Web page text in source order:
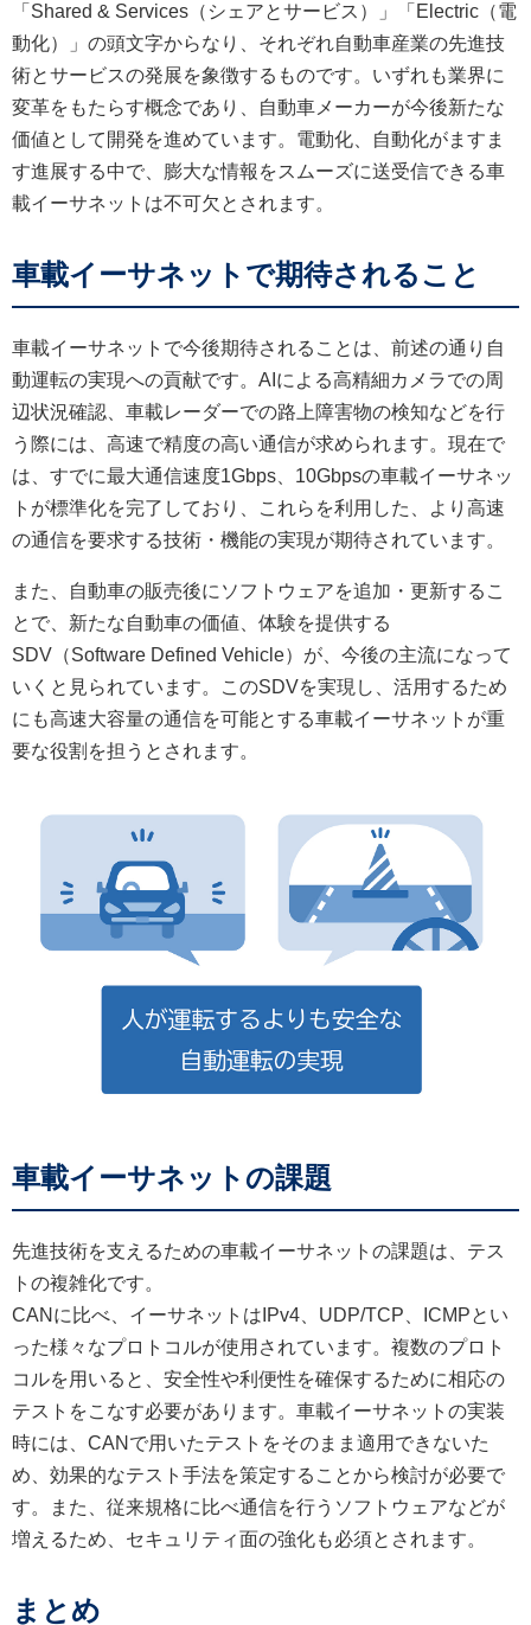
「Shared & Services（シェアとサービス）」「Electric（電
動化）」の頭文字からなり、それぞれ自動車産業の先進技
術とサービスの発展を象徴するものです。いずれも業界に
変革をもたらす概念であり、自動車メーカーが今後新たな
価値として開発を進めています。電動化、自動化がますま
す進展する中で、膨大な情報をスムーズに送受信できる車
載イーサネットは不可欠とされます。
車載イーサネットで期待されること
車載イーサネットで今後期待されることは、前述の通り自
動運転の実現への貢献です。AIによる高精細カメラでの周
辺状況確認、車載レーダーでの路上障害物の検知などを行
う際には、高速で精度の高い通信が求められます。現在で
は、すでに最大通信速度1Gbps、10Gbpsの車載イーサネッ
トが標準化を完了しており、これらを利用した、より高速
の通信を要求する技術・機能の実現が期待されています。
また、自動車の販売後にソフトウェアを追加・更新するこ
とで、新たな自動車の価値、体験を提供する
SDV（Software Defined Vehicle）が、今後の主流になって
いくと見られています。このSDVを実現し、活用するため
にも高速大容量の通信を可能とする車載イーサネットが重
要な役割を担うとされます。
車載イーサネットの課題
先進技術を支えるための車載イーサネットの課題は、テス
トの複雑化です。
CANに比べ、イーサネットはIPv4、UDP/TCP、ICMPとい
った様々なプロトコルが使用されています。複数のプロト
コルを用いると、安全性や利便性を確保するために相応の
テストをこなす必要があります。車載イーサネットの実装
時には、CANで用いたテストをそのまま適用できないた
め、効果的なテスト手法を策定することから検討が必要で
す。また、従来規格に比べ通信を行うソフトウェアなどが
増えるため、セキュリティ面の強化も必須とされます。
まとめ